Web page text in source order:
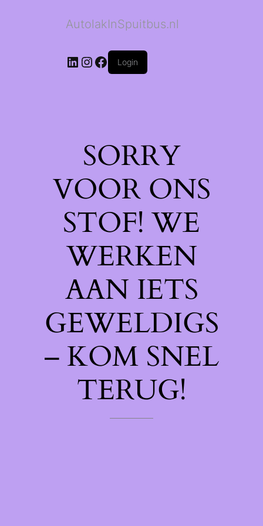
AutolakInSpuitbus.nl
LinkedIn
Instagram
Facebook
Login
SORRY
VOOR ONS
STOF! WE
WERKEN
AAN IETS
GEWELDIGS
– KOM SNEL
TERUG!